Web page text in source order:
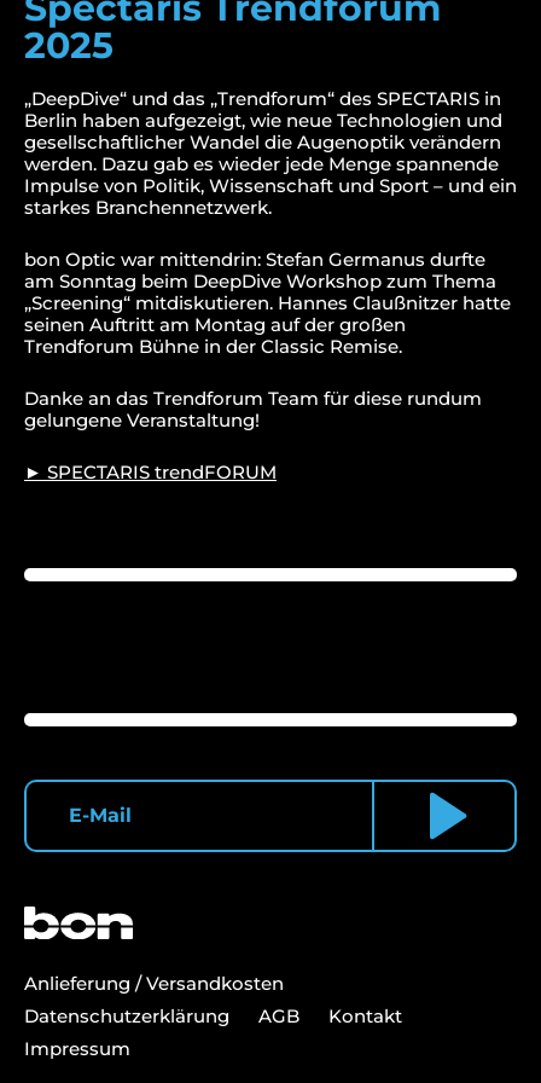
2025
„DeepDive“ und das „Trendforum“ des SPECTARIS in
Berlin haben aufgezeigt, wie neue Technologien und
gesellschaftlicher Wandel die Augenoptik verändern
werden. Dazu gab es wieder jede Menge spannende
Impulse von Politik, Wissenschaft und Sport – und ein
starkes Branchennetzwerk.
bon Optic war mittendrin: Stefan Germanus durfte
am Sonntag beim DeepDive Workshop zum Thema
„Screening“ mitdiskutieren. Hannes Claußnitzer hatte
seinen Auftritt am Montag auf der großen
Trendforum Bühne in der Classic Remise.
Danke an das Trendforum Team für diese rundum
gelungene Veranstaltung!
► SPECTARIS trendFORUM
Anlieferung / Versandkosten
Datenschutzerklärung
AGB
Kontakt
Impressum